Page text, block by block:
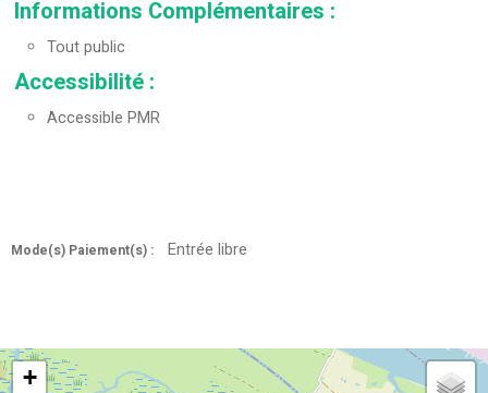
Informations Complémentaires :
Tout public
Accessibilité :
Accessible PMR
Mode(s) Paiement(s) : Entrée libre
+